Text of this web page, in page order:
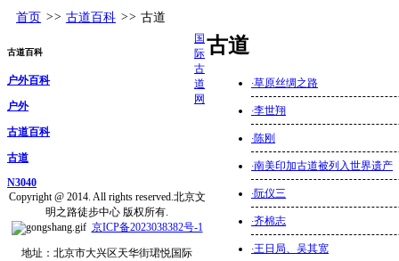
首页 >> 古道百科 >> 古道
古道
·草原丝绸之路
·李世翔
·陈刚
·南美印加古道被列入世界遗产
·阮仪三
·齐棉志
·王日局、吴其宽
古道百科
户外百科
户外
古道百科
古道
N3040
国
际
古
道
网
Copyright @ 2014. All rights reserved.北京文
明之路徒步中心 版权所有.
京ICP备2023038382号-1
地址：北京市大兴区天华街珺悦国际